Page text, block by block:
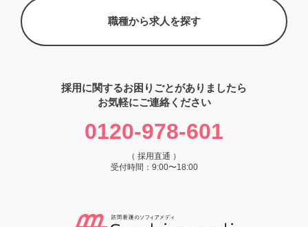
職種から求人を探す
採用に関するお困りごとがありましたら
お気軽にご連絡ください
0120-978-601
（ 採用直通 ）
受付時間：9:00〜18:00